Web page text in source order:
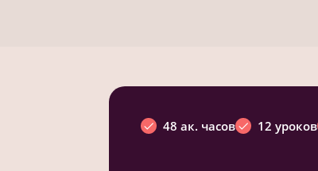
48 ак. часов 12 уроков